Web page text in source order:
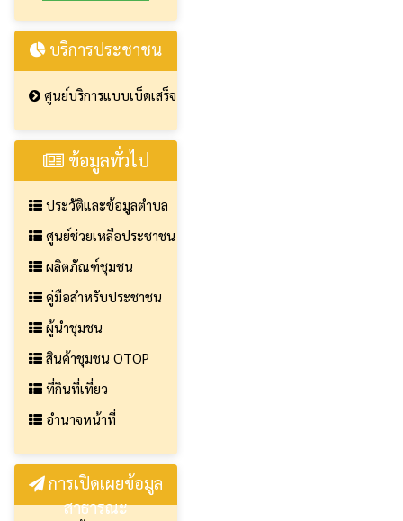
บริการประชาชน
ศูนย์บริการแบบเบ็ดเสร็จ
ข้อมูลทั่วไป
ประวัติและข้อมูลตำบล
ศูนย์ช่วยเหลือประชาชน
ผลิตภัณฑ์ชุมชน
คู่มือสำหรับประชาชน
ผู้นำชุมชน
สินค้าชุมชน OTOP
ที่กินที่เที่ยว
อำนาจหน้าที่
การเปิดเผยข้อมูล
สาธารณะ